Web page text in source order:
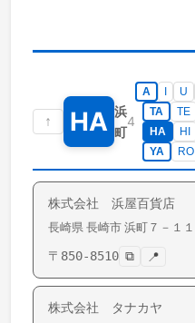
↑ HA 浜
町
4
A U
TA
TE
HA
HI
YA
RO
株式会社 浜屋百貨店
長崎県 長崎市 浜町 ７－１１
〒 850-8510 ⧉ 📍
株式会社 タナカヤ